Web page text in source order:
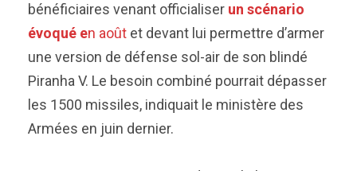
bénéficiaires venant officialiser un scénario
évoqué en août et devant lui permettre d’armer
une version de défense sol-air de son blindé
Piranha V. Le besoin combiné pourrait dépasser
les 1500 missiles, indiquait le ministère des
Armées en juin dernier.